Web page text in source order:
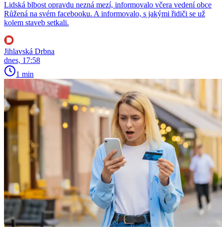
Lidská blbost opravdu nezná mezí, informovalo včera vedení obce
Růžená na svém facebooku. A informovalo, s jakými řidiči se už
kolem staveb setkali.
Jihlavská Drbna
dnes, 17:58
1 min